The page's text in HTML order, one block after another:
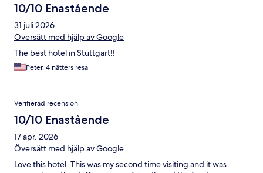
10/10 Enastående
31 juli 2026
Översätt med hjälp av Google
The best hotel in Stuttgart!!
Peter, 4 nätters resa
Verifierad recension
10/10 Enastående
17 apr. 2026
Översätt med hjälp av Google
Love this hotel. This was my second time visiting and it was